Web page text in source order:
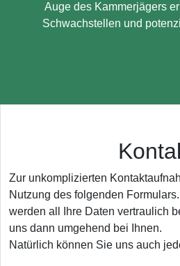
Auge des Kammerjägers
Schwachstellen und
Zur unkomplizierten
Nutzung des folgenden
werden all Ihre Daten vertraulich
uns dann umgehend bei Ihnen.
Natürlich können Sie uns auch